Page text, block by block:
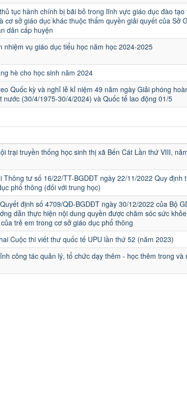
tục hành chính bị bãi bỏ trong lĩnh vực giáo dục đào tạo
cơ sở giáo dục khác thuộc thẩm quyền giải quyết của Sở
dân cấp huyện
nhiệm vụ giáo dục tiểu học năm học 2024-2025
hè cho học sinh năm 2024
Quốc kỳ và nghỉ lễ kỉ niệm 49 năm ngày Giải phóng
nước (30/4/1975-30/4/2024) và Quốc tế lao động 01/5
trại truyền thống học sinh thị xã Bến Cát Lần thứ VIII,
Thông tư số 16/22/TT-BGDĐT ngày 22/11/2022 Quy định
phổ thông (đối với trung học)
định số 4709/QĐ-BGDĐT ngày 30/12/2022 của Bộ
dẫn thực hiện nội dung quyền được chăm sóc sức
trẻ em trong cơ sở giáo dục phổ thông
Cuộc thi viết thư quốc tế UPU lần thứ 52 (năm 2023)
công tác quản lý, tổ chức dạy thêm - học thêm trong và